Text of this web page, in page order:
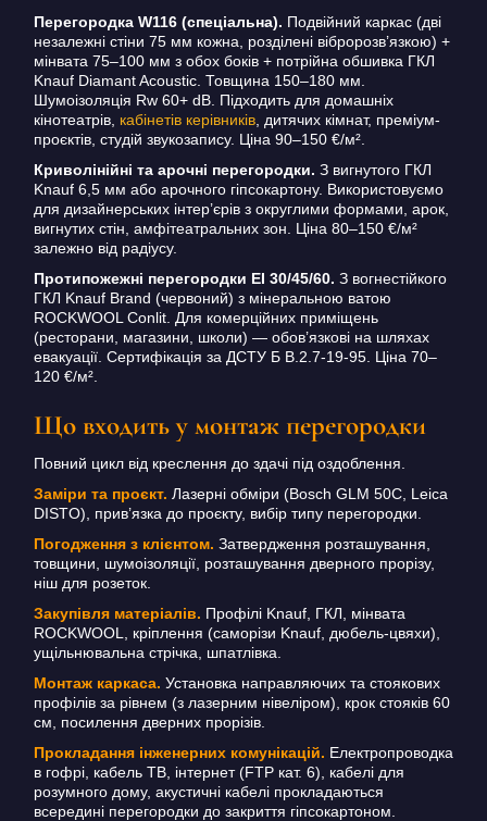
Перегородка W116 (спеціальна). Подвійний каркас (дві
незалежні стіни 75 мм кожна, розділені вібророзв’язкою) +
мінвата 75–100 мм з обох боків + потрійна обшивка ГКЛ
Knauf Diamant Acoustic. Товщина 150–180 мм.
Шумоізоляція Rw 60+ dB. Підходить для домашніх
кінотеатрів, кабінетів керівників, дитячих кімнат, преміум-
проєктів, студій звукозапису. Ціна 90–150 €/м².
Криволінійні та арочні перегородки. З вигнутого ГКЛ
Knauf 6,5 мм або арочного гіпсокартону. Використовуємо
для дизайнерських інтер’єрів з округлими формами, арок,
вигнутих стін, амфітеатральних зон. Ціна 80–150 €/м²
залежно від радіусу.
Протипожежні перегородки EI 30/45/60. З вогнестійкого
ГКЛ Knauf Brand (червоний) з мінеральною ватою
ROCKWOOL Conlit. Для комерційних приміщень
(ресторани, магазини, школи) — обов’язкові на шляхах
евакуації. Сертифікація за ДСТУ Б В.2.7-19-95. Ціна 70–
120 €/м².
Що входить у монтаж перегородки
Повний цикл від креслення до здачі під оздоблення.
Заміри та проєкт. Лазерні обміри (Bosch GLM 50C, Leica
DISTO), прив’язка до проєкту, вибір типу перегородки.
Погодження з клієнтом. Затвердження розташування,
товщини, шумоізоляції, розташування дверного прорізу,
ніш для розеток.
Закупівля матеріалів. Профілі Knauf, ГКЛ, мінвата
ROCKWOOL, кріплення (саморізи Knauf, дюбель-цвяхи),
ущільнювальна стрічка, шпатлівка.
Монтаж каркаса. Установка направляючих та стоякових
профілів за рівнем (з лазерним нівеліром), крок стояків 60
см, посилення дверних прорізів.
Прокладання інженерних комунікацій. Електропроводка
в гофрі, кабель ТВ, інтернет (FTP кат. 6), кабелі для
розумного дому, акустичні кабелі прокладаються
всередині перегородки до закриття гіпсокартоном.